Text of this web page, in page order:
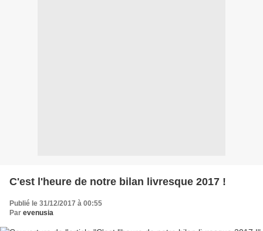
C'est l'heure de notre bilan livresque 2017 !
Publié le 31/12/2017 à 00:55
Par evenusia